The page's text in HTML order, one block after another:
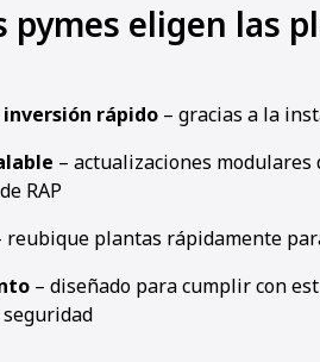
pymes eligen las
rápido – gracias a la
– actualizaciones
RAP
reubique plantas rápidamente
– diseñado para cumplir con